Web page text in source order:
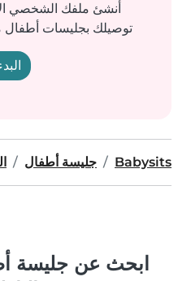
أنشئ ملفك الشخصي
توصيلك بجليسات
Babysits جليسة أطفال
ابحث عن جليسة